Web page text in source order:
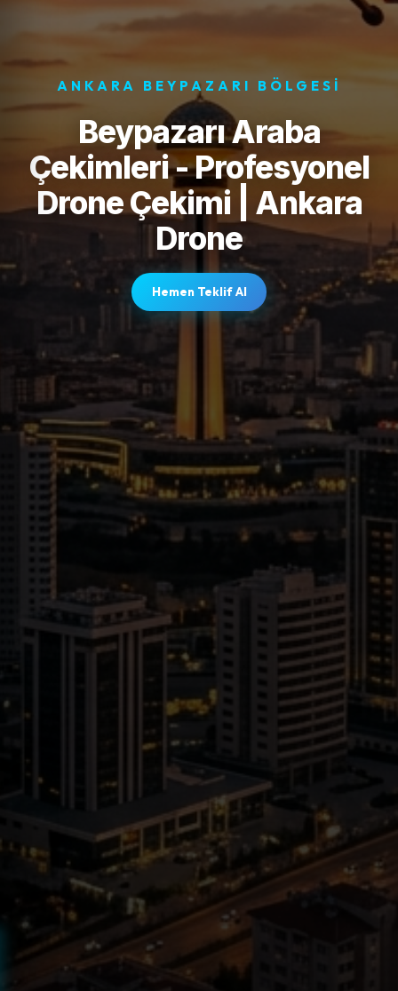
ANKARA BEYPAZARI BÖLGESI
Beypazarı Araba
Çekimleri - Profesyonel
Drone Çekimi | Ankara
Drone
Hemen Teklif Al